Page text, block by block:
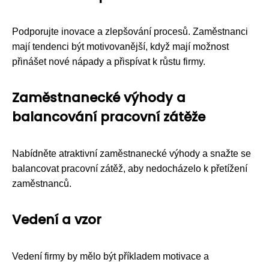
Podporujte inovace a zlepšování procesů. Zaměstnanci
mají tendenci být motivovanější, když mají možnost
přinášet nové nápady a přispívat k růstu firmy.
Zaměstnanecké výhody a
balancování pracovní zátěže
Nabídněte atraktivní zaměstnanecké výhody a snažte se
balancovat pracovní zátěž, aby nedocházelo k přetížení
zaměstnanců.
Vedení a vzor
Vedení firmy by mělo být příkladem motivace a